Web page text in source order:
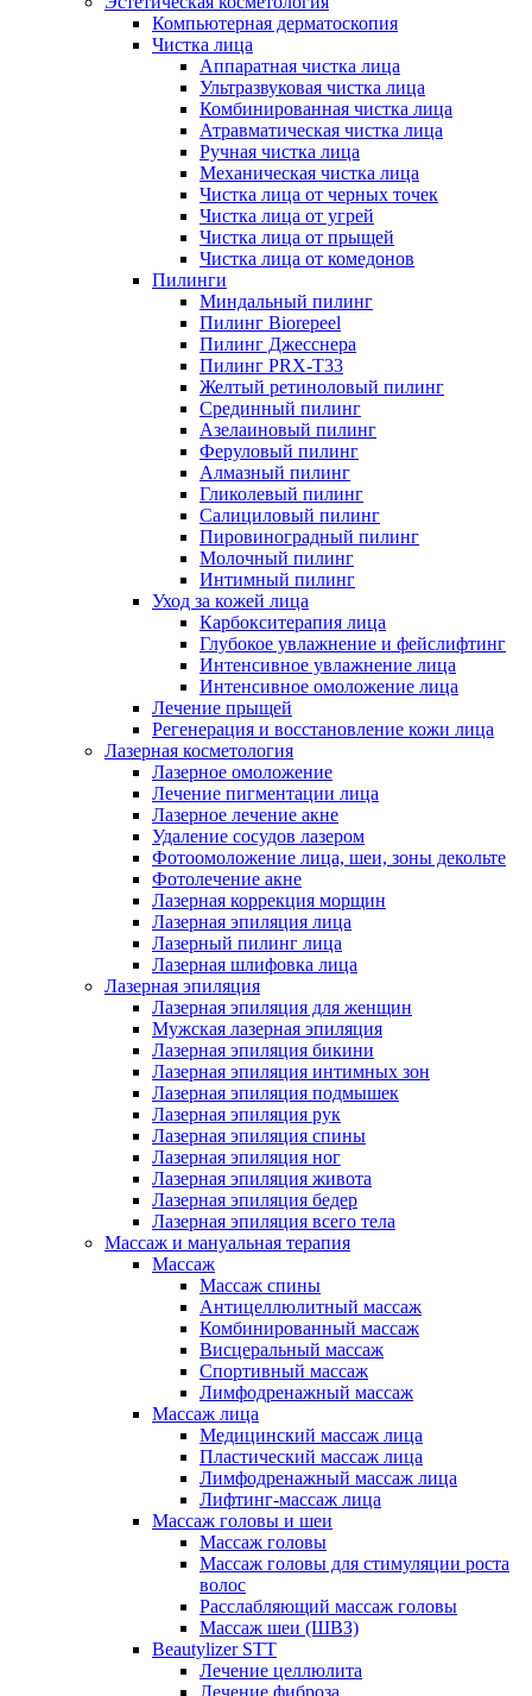
Компьютерная дерматоскопия
Чистка лица
Аппаратная чистка лица
Ультразвуковая чистка лица
Комбинированная чистка лица
Атравматическая чистка лица
Ручная чистка лица
Механическая чистка лица
Чистка лица от черных точек
Чистка лица от угрей
Чистка лица от прыщей
Чистка лица от комедонов
Пилинги
Миндальный пилинг
Пилинг Biorepeel
Пилинг Джесснера
Пилинг PRX-T33
Желтый ретиноловый пилинг
Срединный пилинг
Азелаиновый пилинг
Феруловый пилинг
Алмазный пилинг
Гликолевый пилинг
Салициловый пилинг
Пировиноградный пилинг
Молочный пилинг
Интимный пилинг
Уход за кожей лица
Карбокситерапия лица
Глубокое увлажнение и фейслифтинг
Интенсивное увлажнение лица
Интенсивное омоложение лица
Лечение прыщей
Регенерация и восстановление кожи лица
Лазерная косметология
Лазерное омоложение
Лечение пигментации лица
Лазерное лечение акне
Удаление сосудов лазером
Фотоомоложение лица, шеи, зоны декольте
Фотолечение акне
Лазерная коррекция морщин
Лазерная эпиляция лица
Лазерный пилинг лица
Лазерная шлифовка лица
Лазерная эпиляция
Лазерная эпиляция для женщин
Мужская лазерная эпиляция
Лазерная эпиляция бикини
Лазерная эпиляция интимных зон
Лазерная эпиляция подмышек
Лазерная эпиляция рук
Лазерная эпиляция спины
Лазерная эпиляция ног
Лазерная эпиляция живота
Лазерная эпиляция бедер
Лазерная эпиляция всего тела
Массаж и мануальная терапия
Массаж
Массаж спины
Антицеллюлитный массаж
Комбинированный массаж
Висцеральный массаж
Спортивный массаж
Лимфодренажный массаж
Массаж лица
Медицинский массаж лица
Пластический массаж лица
Лимфодренажный массаж лица
Лифтинг-массаж лица
Массаж головы и шеи
Массаж головы
Массаж головы для стимуляции роста
волос
Расслабляющий массаж головы
Массаж шеи (ШВЗ)
Beautylizer STT
Лечение целлюлита
Лечение фиброза